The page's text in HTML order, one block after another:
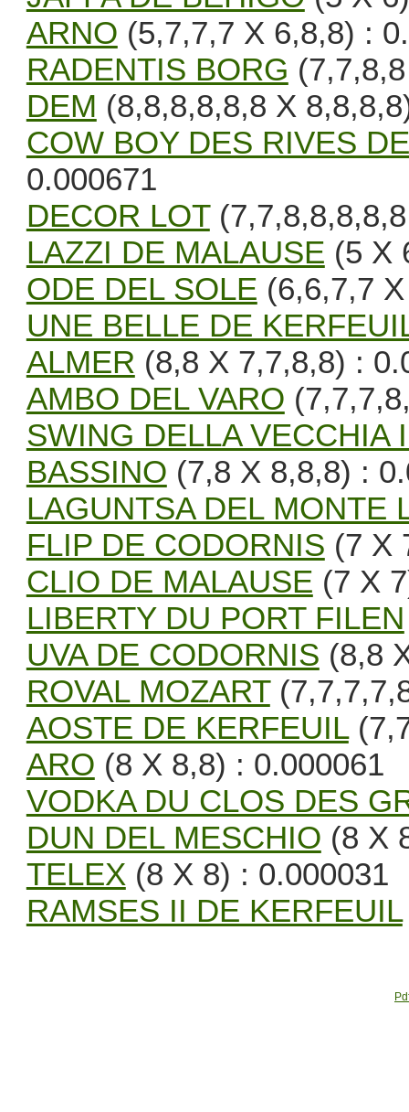
ARNO (5,7,7,7 X 6,8,8) :
RADENTIS BORG
DEM (8,8,8,8,8,8 X
COW BOY DES RIVES
0.000671
DECOR LOT
LAZZI DE MALAUSE (5 X
ODE DEL SOLE (6,6,7,7
UNE BELLE DE
ALMER (8,8 X 7,7,8,8) :
AMBO DEL VARO
SWING DELLA VECCHIA
BASSINO (7,8 X 8,8,8) :
LAGUNTSA DEL MONTE
FLIP DE CODORNIS (7 X
CLIO DE MALAUSE (7 X
LIBERTY DU PORT FILEN
UVA DE CODORNIS (8,8
ROVAL MOZART
AOSTE DE KERFEUIL
ARO (8 X 8,8) : 0.000061
VODKA DU CLOS DES
DUN DEL MESCHIO (8 X
TELEX (8 X 8) : 0.000031
RAMSES II DE KERFEUIL